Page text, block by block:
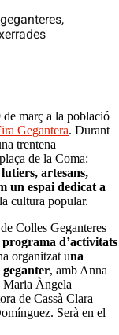
de març a la població
Gegantera. Durant
trentena
de la Coma:
artesans,
un espai dedicat a
cultura popular.
Colles Geganteres
d’activitats
organitzat una
, amb Anna
Maria Àngela
de Cassà Clara
Serà en el